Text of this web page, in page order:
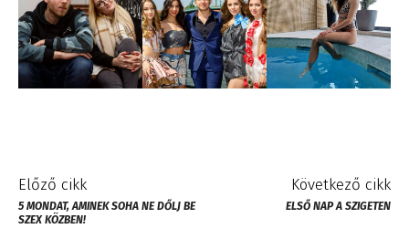
Előző cikk
5 MONDAT, AMINEK SOHA NE DŐLJ BE
SZEX KÖZBEN!
Következő cikk
ELSŐ NAP A SZIGETEN